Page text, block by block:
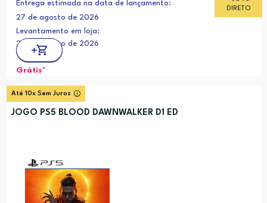
DIRETO
Entrega estimada na data de lançamento:
27 de agosto de 2026
Levantamento em loja:
27 de agosto de 2026
Grátis*
Até 10x Sem Juros
JOGO PS5 BLOOD DAWNWALKER D1 ED